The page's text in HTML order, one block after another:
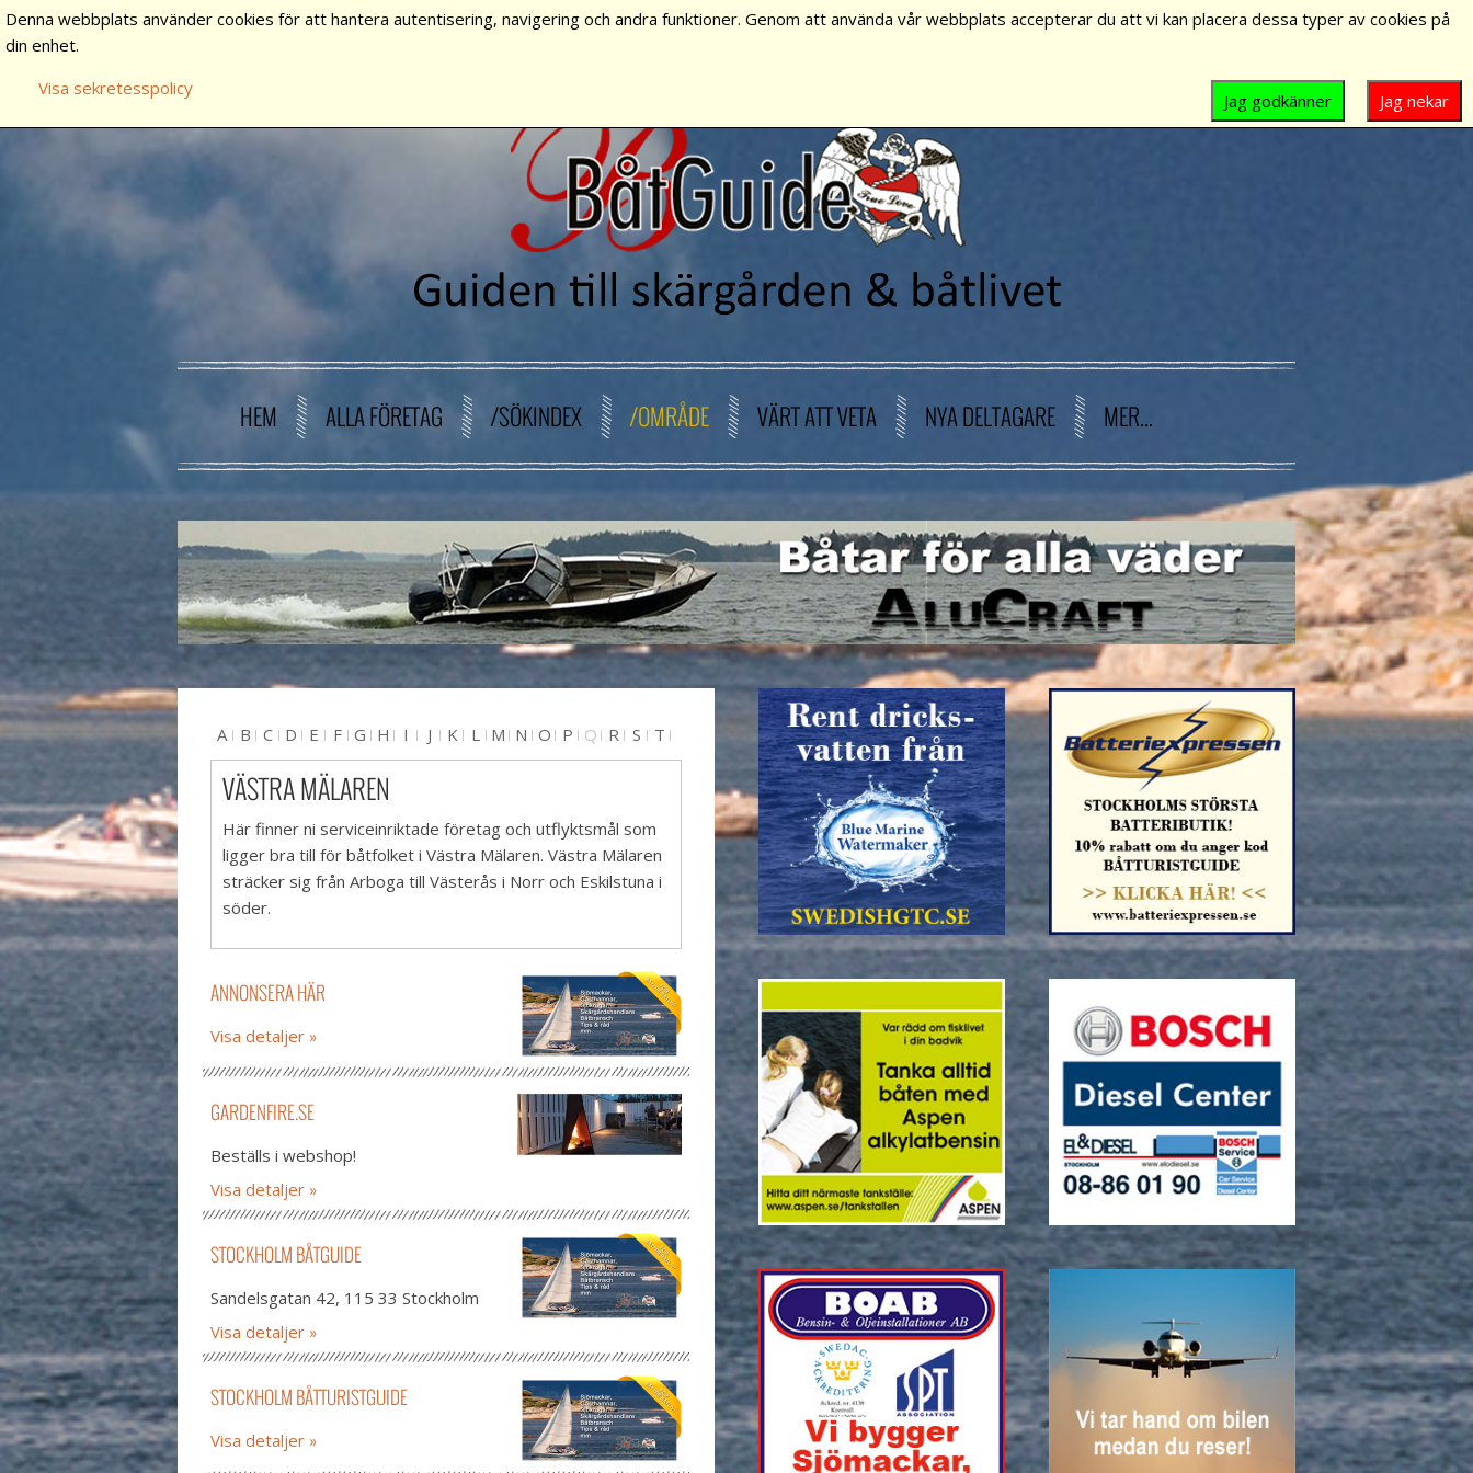
HEM ALLA FÖRETAG /SÖKINDEX /OMRÅDE VÄRT ATT VETA NYA DELTAGARE MER...
A B C D E F G H I J K L M N O P Q R S
T
U V W X Y Z #
VÄSTRA MÄLAREN
Här finner ni serviceinriktade företag och utflyktsmål som
ligger bra till för båtfolket i Västra Mälaren. Västra Mälaren
sträcker sig från Arboga till Västerås i Norr och Eskilstuna i
söder.
ANNONSERA HÄR
Visa detaljer
GARDENFIRE.SE
Beställs i webshop!
Visa detaljer
STOCKHOLM BÅTGUIDE
Sandelsgatan 42, 115 33 Stockholm
Visa detaljer
STOCKHOLM BÅTTURISTGUIDE
Visa detaljer
Denna webbplats använder cookies för att hantera autentisering, navigering och andra funktioner. Genom att använda vår webbplats accepterar du att vi kan placera dessa typer av cookies på
din enhet.
Visa sekretesspolicy
Jag nekar
Jag godkänner